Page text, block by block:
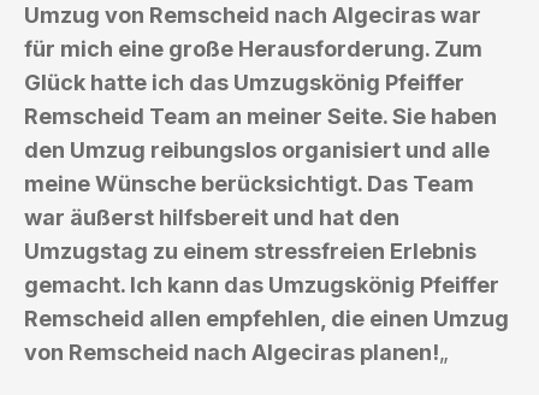
Umzug von Remscheid nach Algeciras war
für mich eine große Herausforderung. Zum
Glück hatte ich das Umzugskönig Pfeiffer
Remscheid Team an meiner Seite. Sie haben
den Umzug reibungslos organisiert und alle
meine Wünsche berücksichtigt. Das Team
war äußerst hilfsbereit und hat den
Umzugstag zu einem stressfreien Erlebnis
gemacht. Ich kann das Umzugskönig Pfeiffer
Remscheid allen empfehlen, die einen Umzug
von Remscheid nach Algeciras planen!„